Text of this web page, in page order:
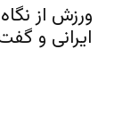
ورزش از